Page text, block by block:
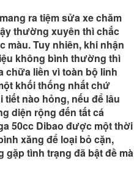
ra tiệm sửa xe chăm
thường xuyên thì chắc
màu. Tuy nhiên, khi nhận
không bình thường thì
chữa liền vì toàn bộ linh
khối thống nhất chứ
nào hỏng, nếu để lâu
diện rộng đến tất cá
50cc Dibao được một thời
xăng để loại bỏ cặn,
gặp tình trạng đã bật đề mà